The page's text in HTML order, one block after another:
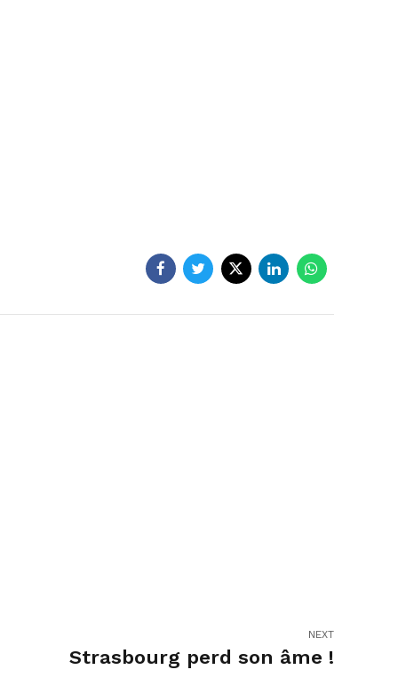
NEXT
Strasbourg perd son âme !